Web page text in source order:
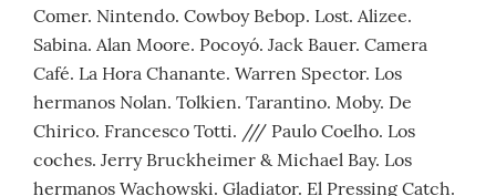
Comer. Nintendo. Cowboy Bebop. Lost. Alizee.
Sabina. Alan Moore. Pocoyó. Jack Bauer. Camera
Café. La Hora Chanante. Warren Spector. Los
hermanos Nolan. Tolkien. Tarantino. Moby. De
Chirico. Francesco Totti. /// Paulo Coelho. Los
coches. Jerry Bruckheimer & Michael Bay. Los
hermanos Wachowski. Gladiator. El Pressing Catch.